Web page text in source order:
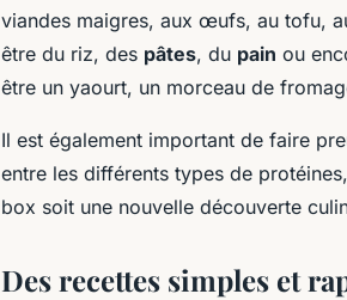
viandes maigres, aux œufs, au tofu,
être du riz, des pâtes, du pain ou
être un yaourt, un morceau de
Il est également important de faire
entre les différents types de
box soit une nouvelle découverte
Des recettes simples et